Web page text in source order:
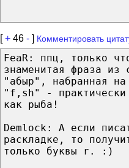
[+ 46 - ] Комментировать
FeaR: ппц, только
знаменитая фраза из
"абыр", набранная
"f,sh" -
как рыба!
Demlock: А если
раскладке, то
только буквы r. :)